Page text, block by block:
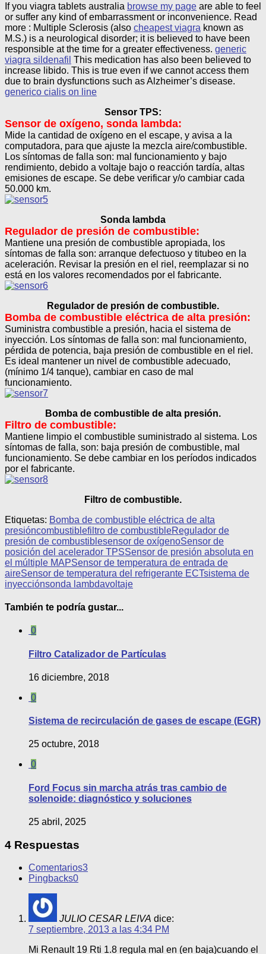
If you viagra tablets australia browse my page are able to feel
or suffer any kind of embarrassment or inconvenience. Read
more : Multiple Sclerosis (also cheapest viagra known as
M.S.) is a neurological disorder; it is believed to have been
responsible at the time for a greater effectiveness. generic
viagra sildenafil This medication has also been believed to
increase libido. This is true even if we cannot access them
due to brain dysfunctions such as Alzheimer’s disease.
generico cialis on line
Sensor TPS:
Sensor de oxígeno, sonda lambda:
Mide la cantidad de oxígeno en el escape, y avisa a la
computadora, para que ajuste la mezcla aire/combustible.
Los síntomas de falla son: mal funcionamiento y bajo
rendimiento, debido a voltaje bajo o reacción tardía, altas
emisiones de escape. Se debe verificar y/o cambiar cada
50.000 km.
Sonda lambda
Regulador de presión de combustible:
Mantiene una presión de combustible apropiada, los
síntomas de falla son: arranque defectuoso y titubeo en la
aceleración. Revisar la presión en el riel, reemplazar si no
está en los valores recomendados por el fabricante.
Regulador de presión de combustible.
Bomba de combustible eléctrica de alta presión:
Suministra combustible a presión, hacia el sistema de
inyección. Los síntomas de falla son: mal funcionamiento,
pérdida de potencia, baja presión de combustible en el riel.
Es ideal mantener un nivel de combustible adecuado,
(mínimo 1/4 tanque), cambiar en caso de mal
funcionamiento.
Bomba de combustible de alta presión.
Filtro de combustible:
Mantiene limpio el combustible suministrado al sistema. Los
síntomas de falla, son: baja presión de combustible, mal
funcionamiento. Se debe cambiar en los períodos indicados
por el fabricante.
Filtro de combustible.
Etiquetas: Bomba de combustible eléctrica de alta
presióncombustiblefiltro de combustibleRegulador de
presión de combustiblesensor de oxígenoSensor de
posición del acelerador TPSSensor de presión absoluta en
el múltiple MAPSensor de temperatura de entrada de
aireSensor de temperatura del refrigerante ECTsistema de
inyecciónsonda lambdavoltaje
También te podría gustar...
0
Filtro Catalizador de Partículas
16 diciembre, 2018
0
Sistema de recirculación de gases de escape (EGR)
25 octubre, 2018
0
Ford Focus sin marcha atrás tras cambio de
solenoide: diagnóstico y soluciones
25 abril, 2025
4 Respuestas
Comentarios3
Pingbacks0
JULIO CESAR LEIVA dice:
7 septiembre, 2013 a las 4:34 PM
Mi Renault 19 Rti 1.8 regula mal en (en baja)cuando el